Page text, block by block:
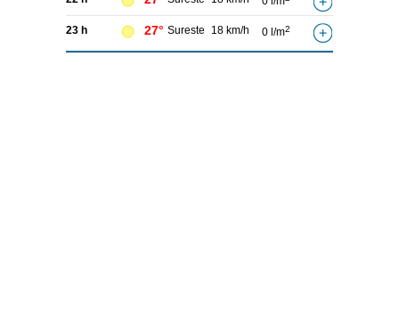
23 h 27° Sureste 18 km/h 0 l/m2